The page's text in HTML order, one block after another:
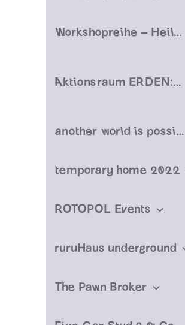
Workshopreihe – Heilsames Intuitives Malen
Aktionsraum ERDEN:LEBEN – Dionysos Dialoge
another world is possible – exhibition
temporary home 2022
ROTOPOL Events
ruruHaus underground
The Pawn Broker